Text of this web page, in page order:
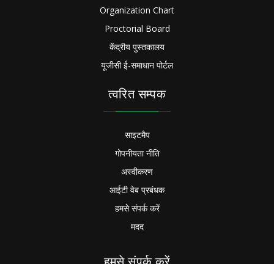
Organization Chart
Proctorial Board
केंद्रीय पुस्तकालय
यूजीसी ई-समाधान पोर्टल
त्वरित सम्पक
साइटमैप
गोपनीयता नीति
अस्वीकरण
आईटी वेब प्रबंधक
हमसे संपर्क करें
मदद